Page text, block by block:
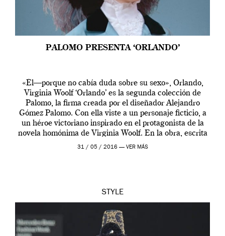
PALOMO PRESENTA ‘ORLANDO’
«Él—porque no cabía duda sobre su sexo», Orlando,
Virginia Woolf ‘Orlando’ es la segunda colección de
Palomo, la firma creada por el diseñador Alejandro
Gómez Palomo. Con ella viste a un personaje ficticio, a
un héroe victoriano inspirado en el protagonista de la
novela homónima de Virginia Woolf. En la obra, escrita
en 1928, temas […]
31 / 05 / 2016 — VER MÁS
STYLE